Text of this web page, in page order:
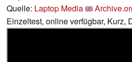
Quelle: Laptop Media
Einzeltest, online verfügbar, Kurz,